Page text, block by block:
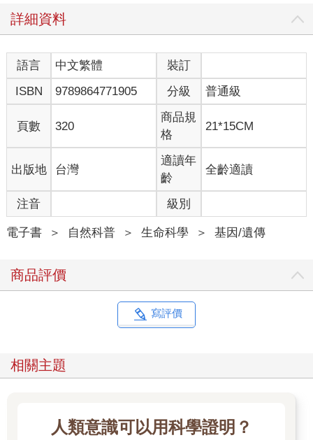
子。
克莉絲汀娜生長於九○年代的紐澤西州瓦恩蘭，是個健康活潑的十
二歲女孩。她的生活被課業、運動及朋友填滿，也開始對異性感
到好奇。在她進入青春期之際，奇怪的事發生了：她體內的脂肪
莫名流失了。對於一般發育中的女孩而言，瘦一點是值得高興的
事，但克莉絲汀娜的狀況卻令人擔憂。她的外貌急遽變化，雙頰
逐漸凹陷，四肢越來越消瘦。很快地，她身上其他部位的脂肪不
斷消失，身軀日益萎縮，看來就像披著衣服的骨架。
詭異的是，她的胃口卻越來越大。她回憶道：「我很餓，總是吃
到覺得不舒服才知道飽。我無時無刻都在吃，根本停不下來。」
儘管吃個不停，她還是不斷變瘦。
卻還能這麼瘦。然而，她的體重仍然不斷下降，瘦到連朋友都認
不得她。
大量進食，體重卻急速減輕，著實不尋常。不久後，出現另一件
心不已，帶她去看皮膚科驗血。
（mg/dL），以她的年齡應該低於一七○毫克／百毫升才算正常；
她的三酸甘油酯應該落在一五○毫克／百毫升左右，但測得數值居
詳細資料
語言 中文繁體
裝訂
ISBN
9789864771905 分級 普通級
頁數 320
商品規
格
21*15CM
出版地 台灣
適讀年
齡
全齡適讀
注音 級別
電子書 ＞ 自然科普 ＞ 生命科學 ＞ 基因/遺傳
商品評價
寫評價
相關主題
人類意識可以用科學證明？